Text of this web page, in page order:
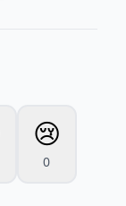
😢
0